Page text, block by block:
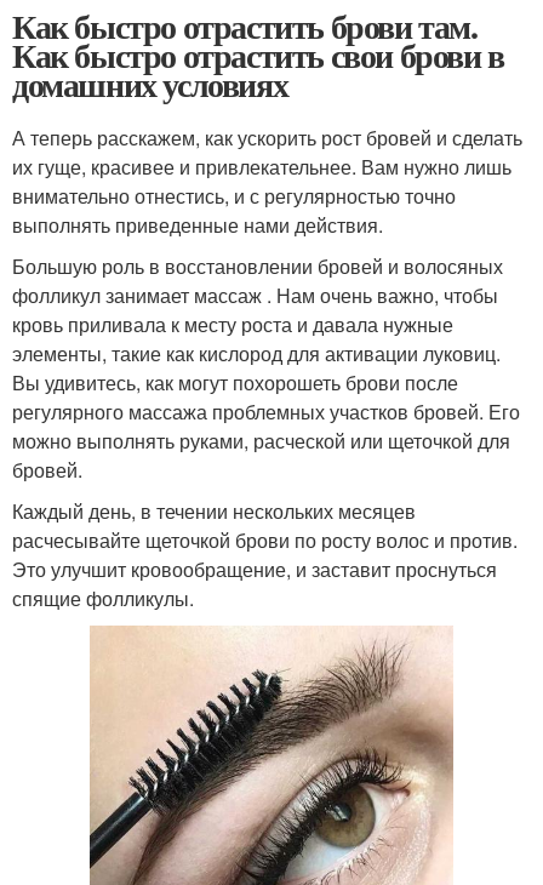
Как быстро отрастить брови там.
Как быстро отрастить свои брови в
домашних условиях
А теперь расскажем, как ускорить рост бровей и сделать
их гуще, красивее и привлекательнее. Вам нужно лишь
внимательно отнестись, и с регулярностью точно
выполнять приведенные нами действия.
Большую роль в восстановлении бровей и волосяных
фолликул занимает массаж . Нам очень важно, чтобы
кровь приливала к месту роста и давала нужные
элементы, такие как кислород для активации луковиц.
Вы удивитесь, как могут похорошеть брови после
регулярного массажа проблемных участков бровей. Его
можно выполнять руками, расческой или щеточкой для
бровей.
Каждый день, в течении нескольких месяцев
расчесывайте щеточкой брови по росту волос и против.
Это улучшит кровообращение, и заставит проснуться
спящие фолликулы.